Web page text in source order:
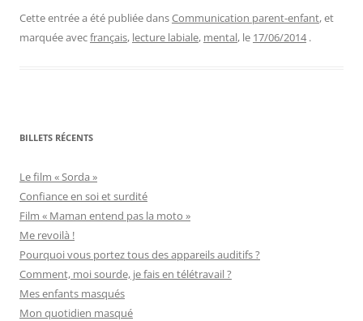
Cette entrée a été publiée dansCommunication parent-enfant, et
marquée avecfrançais, lecture labiale, mental, le 17/06/2014 .
BILLETS RÉCENTS
Le film « Sorda »
Confiance en soi et surdité
Film « Maman entend pas la moto »
Me revoilà !
Pourquoi vous portez tous des appareils auditifs ?
Comment, moi sourde, je fais en télétravail ?
Mes enfants masqués
Mon quotidien masqué